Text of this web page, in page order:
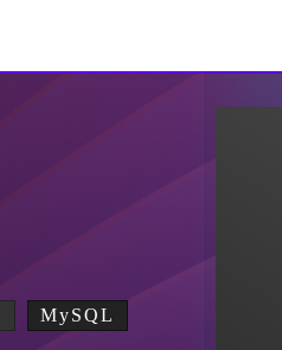
MySQL